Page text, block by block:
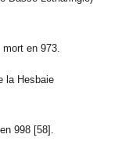
en 973.
la Hesbaie
998 [58].